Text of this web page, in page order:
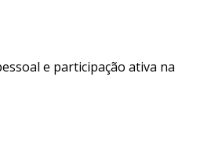
e participação ativa na